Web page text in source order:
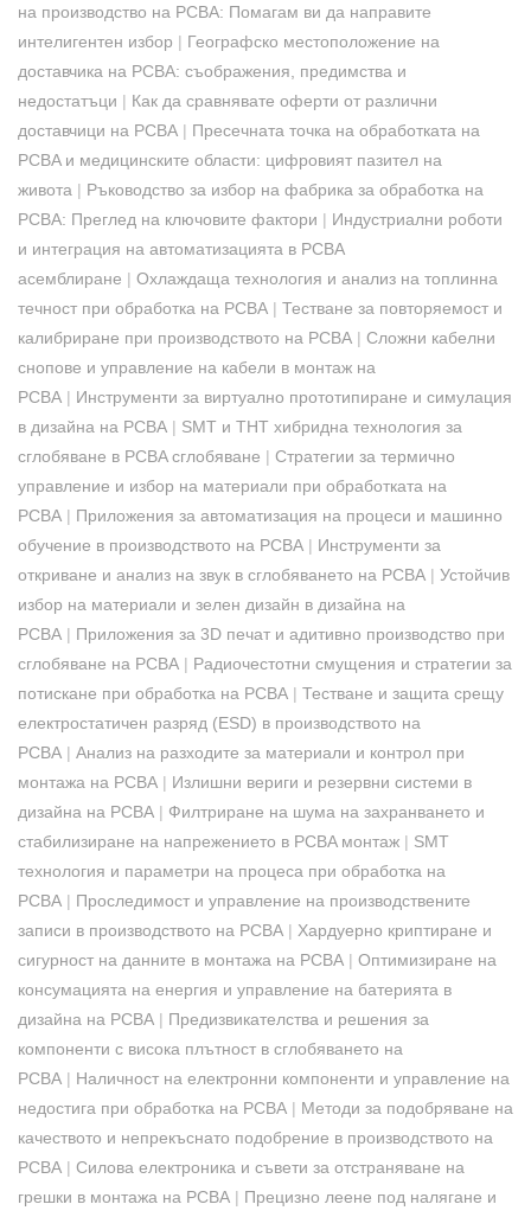
на производство на PCBA: Помагам ви да направите
интелигентен избор | Географско местоположение на
доставчика на PCBA: съображения, предимства и
недостатъци | Как да сравнявате оферти от различни
доставчици на PCBA | Пресечната точка на обработката на
PCBA и медицинските области: цифровият пазител на
живота | Ръководство за избор на фабрика за обработка на
PCBA: Преглед на ключовите фактори | Индустриални роботи
и интеграция на автоматизацията в PCBA
асемблиране | Охлаждаща технология и анализ на топлинна
течност при обработка на PCBA | Тестване за повторяемост и
калибриране при производството на PCBA | Сложни кабелни
снопове и управление на кабели в монтаж на
PCBA | Инструменти за виртуално прототипиране и симулация
в дизайна на PCBA | SMT и THT хибридна технология за
сглобяване в PCBA сглобяване | Стратегии за термично
управление и избор на материали при обработката на
PCBA | Приложения за автоматизация на процеси и машинно
обучение в производството на PCBA | Инструменти за
откриване и анализ на звук в сглобяването на PCBA | Устойчив
избор на материали и зелен дизайн в дизайна на
PCBA | Приложения за 3D печат и адитивно производство при
сглобяване на PCBA | Радиочестотни смущения и стратегии за
потискане при обработка на PCBA | Тестване и защита срещу
електростатичен разряд (ESD) в производството на
PCBA | Анализ на разходите за материали и контрол при
монтажа на PCBA | Излишни вериги и резервни системи в
дизайна на PCBA | Филтриране на шума на захранването и
стабилизиране на напрежението в PCBA монтаж | SMT
технология и параметри на процеса при обработка на
PCBA | Проследимост и управление на производствените
записи в производството на PCBA | Хардуерно криптиране и
сигурност на данните в монтажа на PCBA | Оптимизиране на
консумацията на енергия и управление на батерията в
дизайна на PCBA | Предизвикателства и решения за
компоненти с висока плътност в сглобяването на
PCBA | Наличност на електронни компоненти и управление на
недостига при обработка на PCBA | Методи за подобряване на
качеството и непрекъснато подобрение в производството на
PCBA | Силова електроника и съвети за отстраняване на
грешки в монтажа на PCBA | Прецизно леене под налягане и